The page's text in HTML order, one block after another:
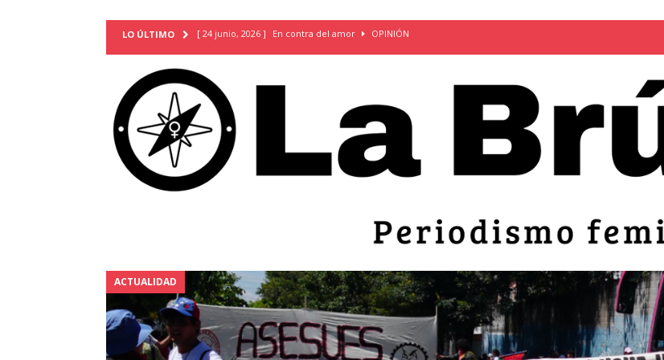
LO ÚLTIMO [ 24 junio, 2026 ] En contra del amor OPINIÓN
TERRITORIO
[ 21 febrero, 2026 ] Cuando la prevención de embarazos en niñas y adolescentes desaparece del territorio
INVESTIGACIONES
[ 31 julio, 2026 ] Estudiantes conmemoran el 51 aniversario de la masacre de 1975 y denuncian el
Piden mantener la libertad provisional de Sandra Leticia Hernández: víctima del régimen de
[ 28 julio, 2026 ] ARENA y FMLN apuestan por mujeres en sus fórmulas presidenciales para 2027
ACTUALIDAD
[ 24 julio, 2026 ] A María Hildaura le falló el Estado OPINIÓN
ACTUALIDAD